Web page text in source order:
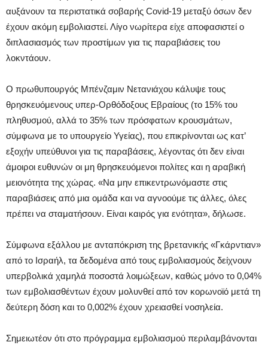
αυξάνουν τα περιστατικά σοβαρής Covid-19 μεταξύ όσων δεν
έχουν ακόμη εμβολιαστεί. Λίγο νωρίτερα είχε αποφασιστεί ο
διπλασιασμός των προστίμων για τις παραβιάσεις του
λοκντάουν.
Ο πρωθυπουργός Μπένζαμιν Νετανιάχου κάλυψε τους
θρησκευόμενους υπερ-Ορθόδοξους Εβραίους (το 15% του
πληθυσμού, αλλά το 35% των πρόσφατων κρουσμάτων,
σύμφωνα με το υπουργείο Υγείας), που επικρίνονται ως κατ’
εξοχήν υπεύθυνοι για τις παραβάσεις, λέγοντας ότι δεν είναι
άμοιροι ευθυνών οι μη θρησκευόμενοι πολίτες και η αραβική
μειονότητα της χώρας. «Να μην επικεντρωνόμαστε στις
παραβιάσεις από μια ομάδα και να αγνοούμε τις άλλες, όλες
πρέπει να σταματήσουν. Είναι καιρός για ενότητα», δήλωσε.
Σύμφωνα εξάλλου με ανταπόκριση της βρετανικής «Γκάρντιαν»
από το Ισραήλ, τα δεδομένα από τους εμβολιασμούς δείχνουν
υπερβολικά χαμηλά ποσοστά λοιμώξεων, καθώς μόνο το 0,04%
των εμβολιασθέντων έχουν μολυνθεί από τον κορωνοϊό μετά τη
δεύτερη δόση και το 0,002% έχουν χρειασθεί νοσηλεία.
Σημειωτέον ότι στο πρόγραμμα εμβολιασμού περιλαμβάνονται